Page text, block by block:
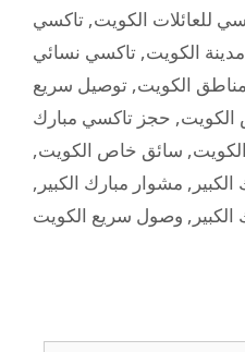
للعائلات الكويت, تاكسي
الكويت, تاكسي نسائي
الكويت, توصيل سريع
, حجز تاكسي مبارك
, سائق خاص الكويت,
, مشوار مبارك الكبير ,
, وصول سريع الكويت